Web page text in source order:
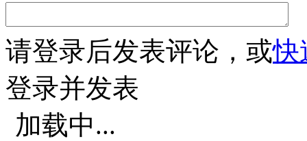
请登录后发表评论，或快
登录并发表
加载中...